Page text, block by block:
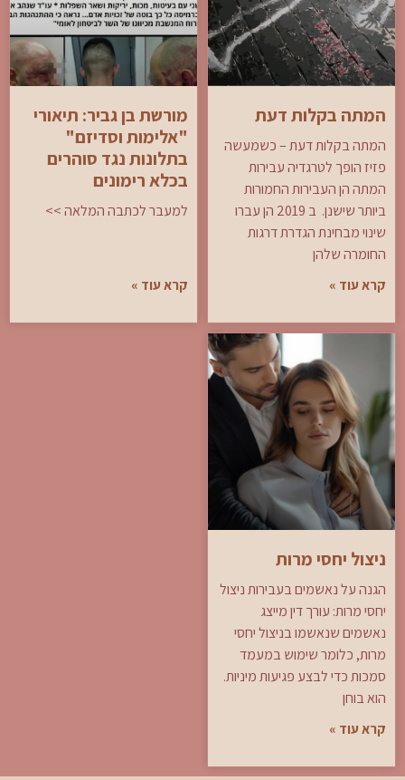
המתה בקלות דעת
המתה בקלות דעת – כשמעשה
פזיז הופך לטרגדיה עבירות
המתה הן העבירות החמורות
ביותר שישנן. ב 2019 הן עברו
שינוי מבחינת הגדרת דרגות
החומרה שלהן
קרא עוד »
מורשת בן גביר: תיאורי
"אלימות וסדיזם"
בתלונות נגד סוהרים
בכלא רימונים
למעבר לכתבה המלאה >>
קרא עוד »
ניצול יחסי מרות
הגנה על נאשמים בעבירות ניצול
יחסי מרות: עורך דין מייצג
נאשמים שנאשמו בניצול יחסי
מרות, כלומר שימוש במעמד
סמכות כדי לבצע פגיעות מיניות.
הוא בוחן
קרא עוד »